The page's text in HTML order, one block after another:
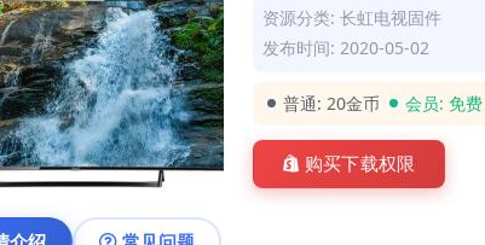
资源分类:长虹电视固件
发布时间: 2020-05-02
普通:20金币 会员:免费
购买下载权限